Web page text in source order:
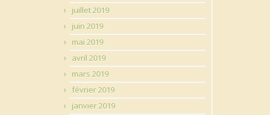
juillet 2019
juin 2019
mai 2019
avril 2019
mars 2019
février 2019
janvier 2019